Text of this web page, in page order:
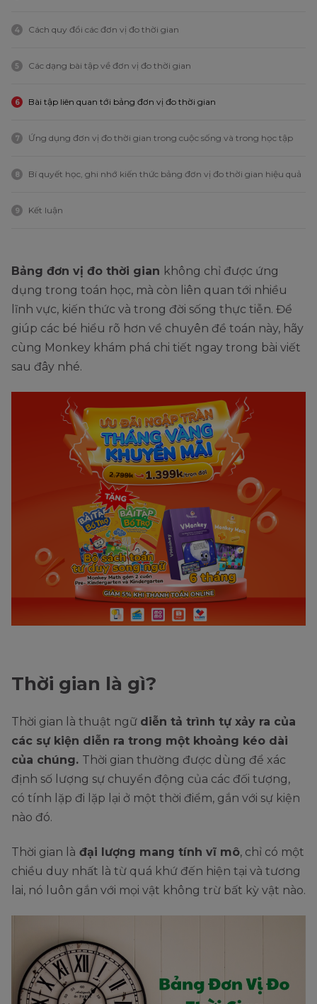
4 Cách quy đổi các đơn vị đo thời gian
5 Các dạng bài tập về đơn vị đo thời gian
6 Bài tập liên quan tới bảng đơn vị đo thời gian
7 Ứng dụng đơn vị đo thời gian trong cuộc sống và trong học tập
8 Bí quyết học, ghi nhớ kiến thức bảng đơn vị đo thời gian hiệu quả
9 Kết luận
Bảng đơn vị đo thời gian không chỉ được ứng
dụng trong toán học, mà còn liên quan tới nhiều
lĩnh vực, kiến thức và trong đời sống thực tiễn. Để
giúp các bé hiểu rõ hơn về chuyên đề toán này, hãy
cùng Monkey khám phá chi tiết ngay trong bài viết
sau đây nhé.
Thời gian là gì?
Thời gian là thuật ngữ diễn tả trình tự xảy ra của
các sự kiện diễn ra trong một khoảng kéo dài
của chúng. Thời gian thường được dùng để xác
định số lượng sự chuyển động của các đối tượng,
có tính lặp đi lặp lại ở một thời điểm, gắn với sự kiện
nào đó.
Thời gian là đại lượng mang tính vĩ mô, chỉ có một
chiều duy nhất là từ quá khứ đến hiện tại và tương
lai, nó luôn gắn với mọi vật không trừ bất kỳ vật nào.